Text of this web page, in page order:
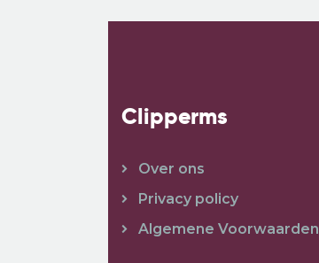
Clipperms
Over ons
Privacy policy
Algemene Voorwaarden